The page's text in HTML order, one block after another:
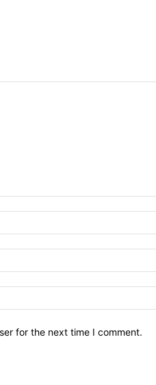
for the next time I comment.